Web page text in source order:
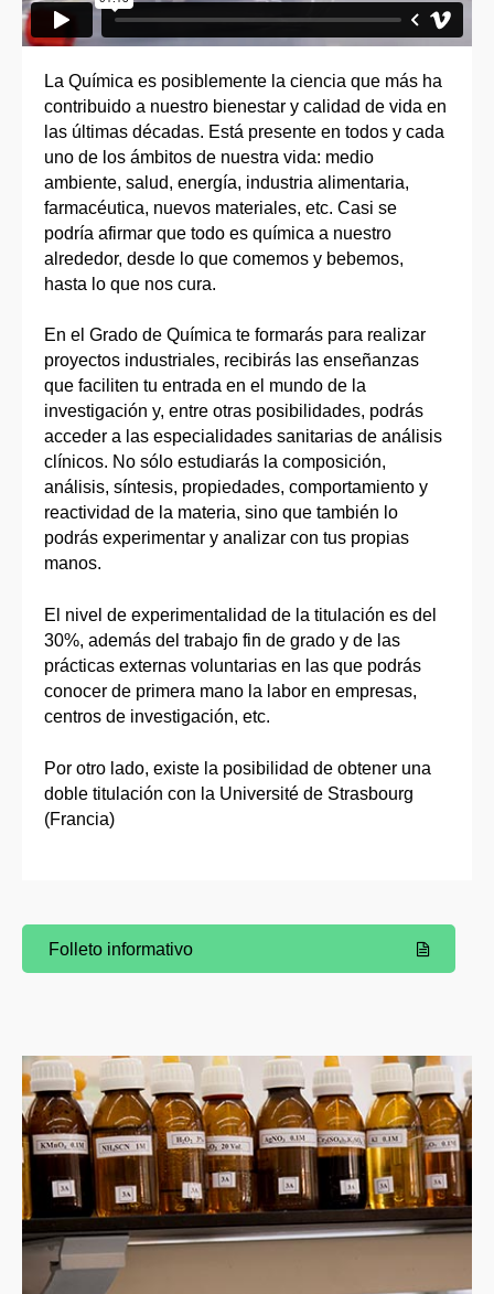
La Química es posiblemente la ciencia que más ha
contribuido a nuestro bienestar y calidad de vida en
las últimas décadas. Está presente en todos y cada
uno de los ámbitos de nuestra vida: medio
ambiente, salud, energía, industria alimentaria,
farmacéutica, nuevos materiales, etc. Casi se
podría afirmar que todo es química a nuestro
alrededor, desde lo que comemos y bebemos,
hasta lo que nos cura.
En el Grado de Química te formarás para realizar
proyectos industriales, recibirás las enseñanzas
que faciliten tu entrada en el mundo de la
investigación y, entre otras posibilidades, podrás
acceder a las especialidades sanitarias de análisis
clínicos. No sólo estudiarás la composición,
análisis, síntesis, propiedades, comportamiento y
reactividad de la materia, sino que también lo
podrás experimentar y analizar con tus propias
manos.
El nivel de experimentalidad de la titulación es del
30%, además del trabajo fin de grado y de las
prácticas externas voluntarias en las que podrás
conocer de primera mano la labor en empresas,
centros de investigación, etc.
Por otro lado, existe la posibilidad de obtener una
doble titulación con la Université de Strasbourg
(Francia)
(Abre una nueva ventana)
Folleto informativo